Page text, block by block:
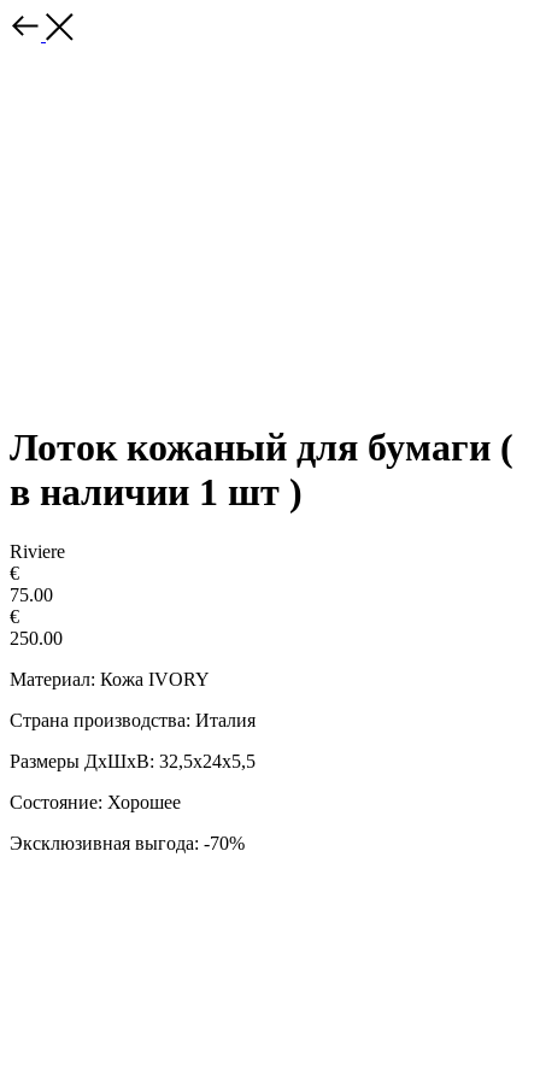
Лоток кожаный для бумаги (
в наличии 1 шт )
Riviere
€
75.00
€
250.00
Материал: Кожа IVORY
Страна производства: Италия
Размеры ДxШxВ: 32,5x24x5,5
Состояние: Хорошее
Эксклюзивная выгода: -70%